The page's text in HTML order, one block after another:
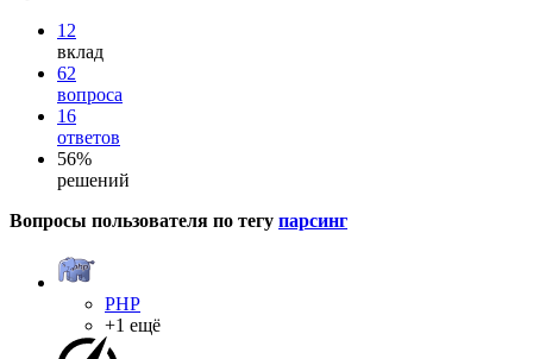
12
вклад
62
вопроса
16
ответов
56%
решений
Вопросы пользователя по тегу парсинг
PHP
+1 ещё